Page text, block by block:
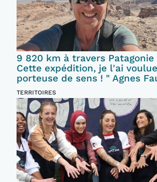
9 820 km à travers
Cette expédition, je l'ai
porteuse de sens ! " Agnes
TERRITOIRES